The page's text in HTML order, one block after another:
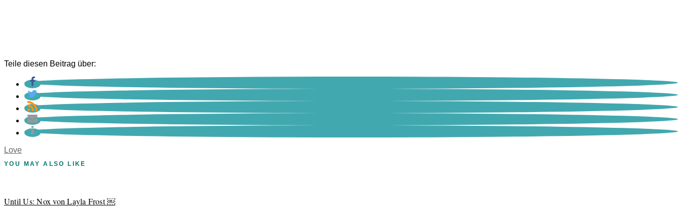
Teile diesen Beitrag über:
Love
YOU MAY ALSO LIKE
Until Us: Nox von Layla Frost ￼